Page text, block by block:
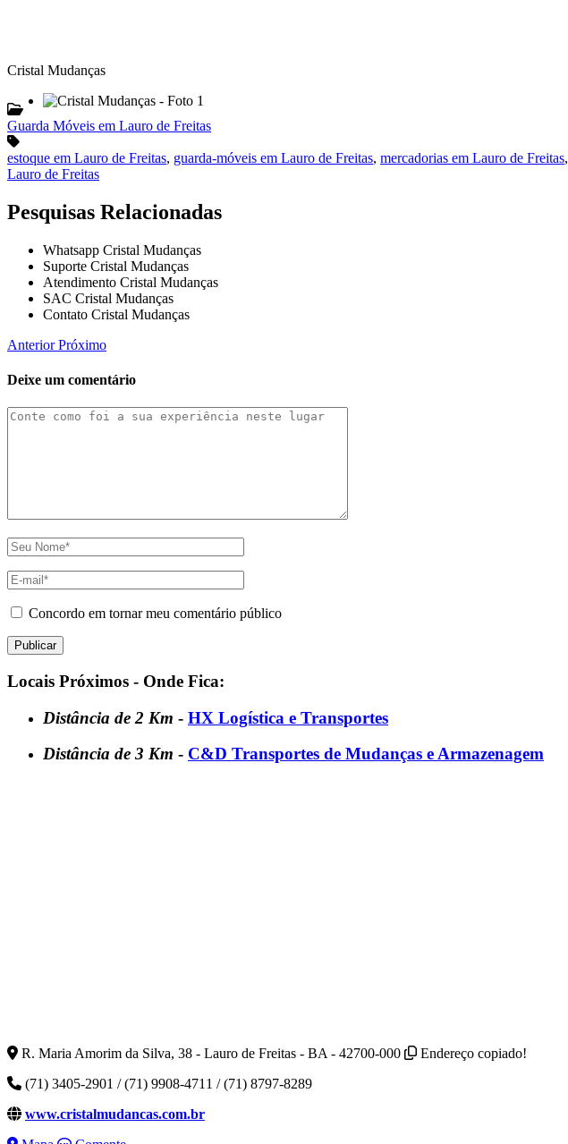
Cristal Mudanças
Guarda Móveis em Lauro de Freitas
estoque em Lauro de Freitas, guarda-móveis em Lauro de Freitas, mercadorias em Lauro de Freitas,
Lauro de Freitas
Pesquisas Relacionadas
Whatsapp Cristal Mudanças
Suporte Cristal Mudanças
Atendimento Cristal Mudanças
SAC Cristal Mudanças
Contato Cristal Mudanças
AnteriorPróximo
Deixe um comentário
Concordo em tornar meu comentário público
Locais Próximos - Onde Fica:
Distância de 2 Km - HX Logística e Transportes
Distância de 3 Km - C&D Transportes de Mudanças e Armazenagem
R. Maria Amorim da Silva, 38 - Lauro de Freitas - BA - 42700-000
Endereço copiado!
(71) 3405-2901 / (71) 9908-4711 / (71) 8797-8289
www.cristalmudancas.com.br